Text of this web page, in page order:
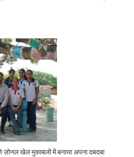
ने ज़ोनल खेल मुकाबलों में बनाया अपना दबदबा